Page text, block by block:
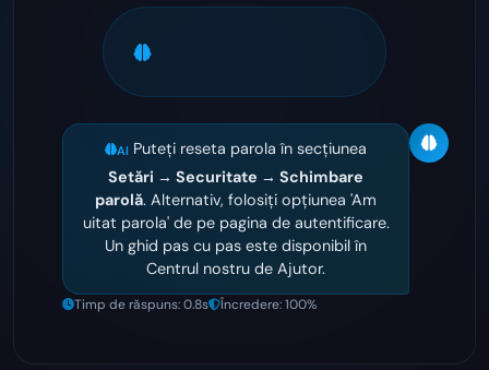
3 surse găsite
AI Puteți reseta parola în secțiunea
Setări → Securitate → Schimbare
parolă. Alternativ, folosiți opțiunea 'Am
uitat parola' de pe pagina de autentificare.
Un ghid pas cu pas este disponibil în
Centrul nostru de Ajutor.
Timp de răspuns: 0.8s Încredere: 100%